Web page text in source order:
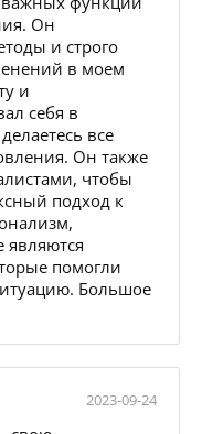
Он
и строго
в моем
и
себя в
все
Он также
чтобы
подход к
являются
помогли
Большое
2023-09-24